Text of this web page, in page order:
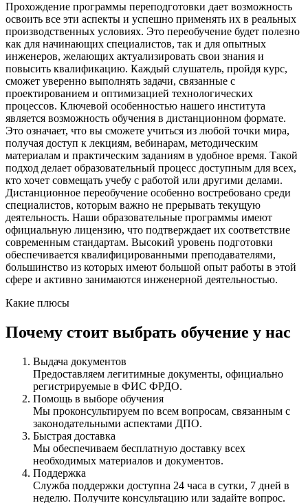
Прохождение программы переподготовки дает возможность
освоить все эти аспекты и успешно применять их в реальных
производственных условиях. Это переобучение будет полезно
как для начинающих специалистов, так и для опытных
инженеров, желающих актуализировать свои знания и
повысить квалификацию. Каждый слушатель, пройдя курс,
сможет уверенно выполнять задачи, связанные с
проектированием и оптимизацией технологических
процессов. Ключевой особенностью нашего института
является возможность обучения в дистанционном формате.
Это означает, что вы сможете учиться из любой точки мира,
получая доступ к лекциям, вебинарам, методическим
материалам и практическим заданиям в удобное время. Такой
подход делает образовательный процесс доступным для всех,
кто хочет совмещать учебу с работой или другими делами.
Дистанционное переобучение особенно востребовано среди
специалистов, которым важно не прерывать текущую
деятельность. Наши образовательные программы имеют
официальную лицензию, что подтверждает их соответствие
современным стандартам. Высокий уровень подготовки
обеспечивается квалифицированными преподавателями,
большинство из которых имеют большой опыт работы в этой
сфере и активно занимаются инженерной деятельностью.
Какие плюсы
Почему стоит выбрать обучение у нас
Выдача документов
Предоставляем легитимные документы, официально
регистрируемые в ФИС ФРДО.
Помощь в выборе обучения
Мы проконсультируем по всем вопросам, связанным с
законодательными аспектами ДПО.
Быстрая доставка
Мы обеспечиваем бесплатную доставку всех
необходимых материалов и документов.
Поддержка
Служба поддержки доступна 24 часа в сутки, 7 дней в
неделю. Получите консультацию или задайте вопрос.